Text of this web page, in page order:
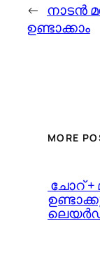
← നാടന്‍
ഉണ്ടാക്കാം
MORE
ചോറ് +